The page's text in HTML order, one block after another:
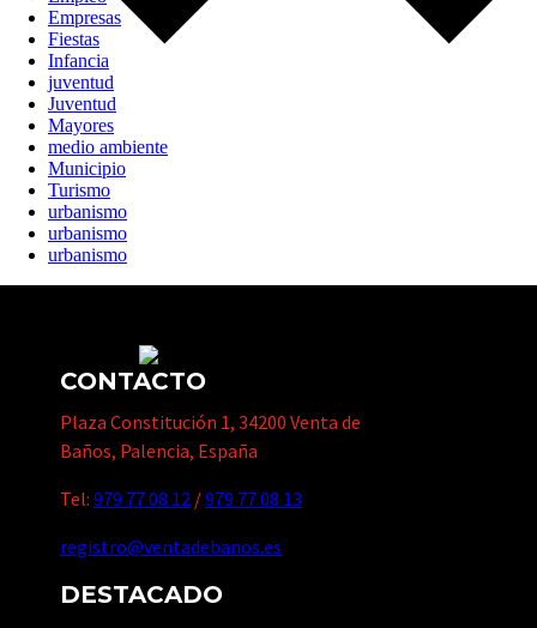
Empresas
Fiestas
Infancia
juventud
Juventud
Mayores
medio ambiente
Municipio
Turismo
urbanismo
urbanismo
urbanismo
CONTACTO
Plaza Constitución 1, 34200 Venta de
Baños, Palencia, España
Tel: 979 77 08 12 /979 77 08 13
registro@ventadebanos.es
DESTACADO